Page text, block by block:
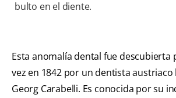
bulto en el diente.
Esta anomalía dental fue descubierta
vez en 1842 por un dentista austriaco
Georg Carabelli. Es conocida por su